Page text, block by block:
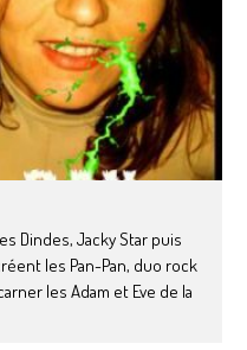
Dindes, Jacky Star puis
les Pan-Pan, duo rock
les Adam et Eve de la